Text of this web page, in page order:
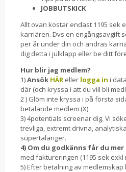
JOBBUTSKICK
Allt ovan kostar endast 1195 sek
karriären. Dvs en engångsavgift
per år under din och andras
dig detta i julklapp eller be ditt
Hur blir jag medlem?
1)Ansök HÄR eller logga in i
där (och kryssa i att du vill bli
2 ) Glöm inte kryssa i på första
betalande medlem (X)
3) 4potentials screenar dig. Vi
trevliga, extremt drivna,
supertalanger.
4) Om du godkänns får du
med faktureringen (1195 sek exkl
5) Efter betalning av